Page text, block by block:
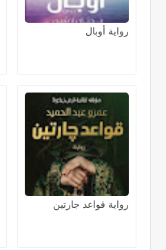
رواية أوبال
رواية قواعد جارتين